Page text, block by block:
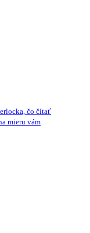
čo čítať
mieru vám